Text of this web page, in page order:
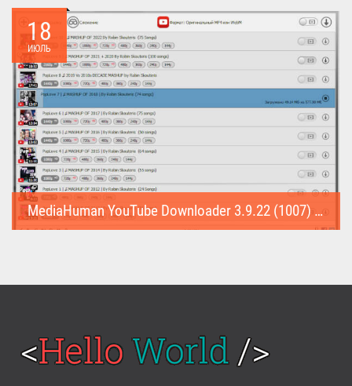
треки...
18
ИЮЛЬ
MediaHuman YouTube Downloader 3.9.22 (1007) (Repack & Portable)